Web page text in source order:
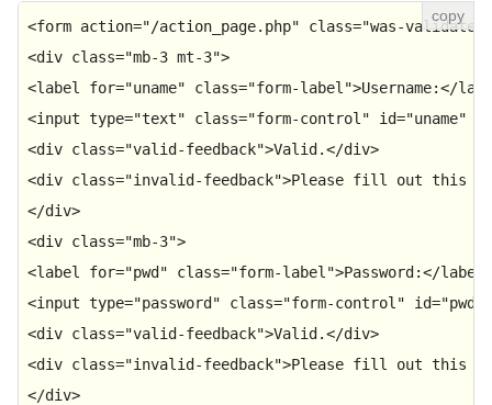
<form action="/action_page.php" class="was-validated"
<div class="mb-3 mt-3">
<label for="uname" class="form-label">Username:</
<input type="text" class="form-control" id="uname"
<div class="valid-feedback">Valid.</div>
<div class="invalid-feedback">Please fill out this
</div>
<div class="mb-3">
<label for="pwd" class="form-label">Password:</label
<input type="password" class="form-control" id="pwd"
<div class="valid-feedback">Valid.</div>
<div class="invalid-feedback">Please fill out this
</div>